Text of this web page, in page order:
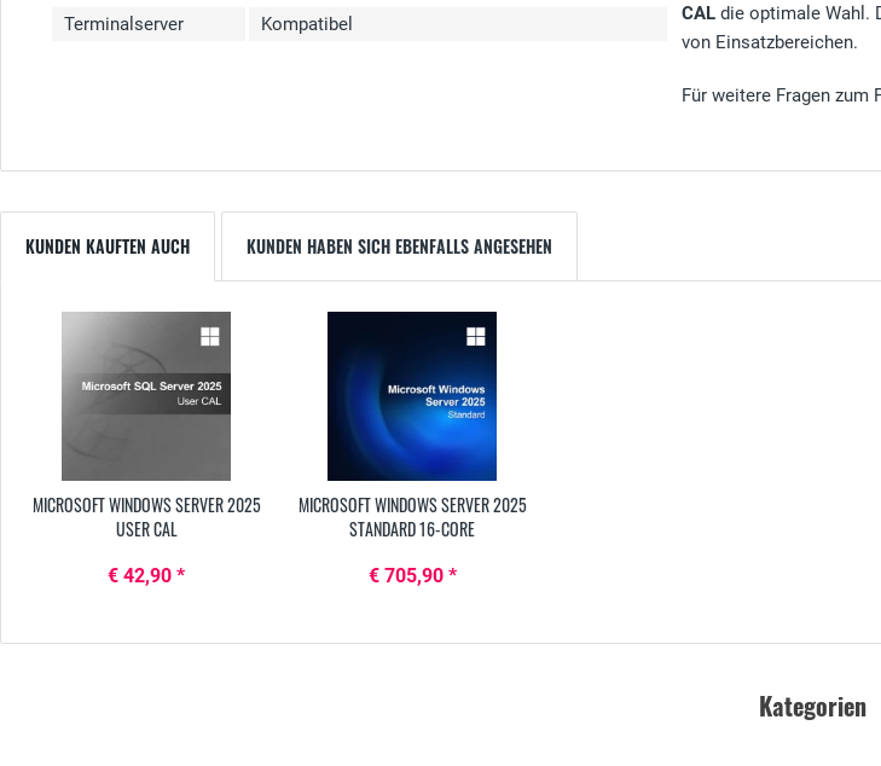
Terminalserver
Kompatibel
CAL die optimale Wahl.
von Einsatzbereichen.
Für weitere Fragen zum
KUNDEN KAUFTEN AUCH KUNDEN HABEN SICH EBENFALLS ANGESEHEN
MICROSOFT WINDOWS SERVER 2025
USER CAL
€ 42,90 *
MICROSOFT WINDOWS SERVER 2025
STANDARD 16-CORE
€ 705,90 *
Kategorien